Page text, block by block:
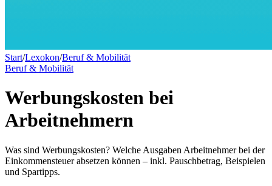
Start/Lexokon/Beruf & Mobilität
Beruf & Mobilität
Werbungskosten bei
Arbeitnehmern
Was sind Werbungskosten? Welche Ausgaben Arbeitnehmer bei der
Einkommensteuer absetzen können – inkl. Pauschbetrag, Beispielen
und Spartipps.